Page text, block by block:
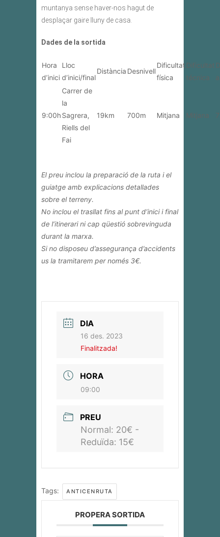
muntanya sense haver-nos hagut de
desplaçar gaire lluny de casa.
Dades de la sortida
Hora
d’inici
Lloc
d’inici/final
Distància Desnivell
Dificultat
física
Dificultat
técnica
9:00h
Carrer de
la
Sagrera,
Riells del
Fai
19km 700m Mitjana Mitjana
El preu inclou la preparació de la ruta i el
guiatge amb explicacions detallades
sobre el terreny.
No inclou el trasllat fins al punt d’inici i final
de l’itinerari ni cap qüestió sobrevinguda
durant la marxa.
Si no disposeu d’assegurança d’accidents
us la tramitarem per només 3€.
DIA
16 des. 2023
Finalitzada!
HORA
09:00
PREU
Normal: 20€ -
Reduïda: 15€
Tags: ANTICENRUTA
PROPERA SORTIDA